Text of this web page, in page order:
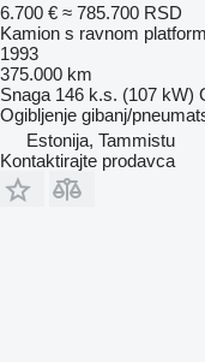
6.700 € ≈ 785.700 RSD
Kamion s ravnom
1993
375.000 km
Snaga 146 k.s. (107 kW)
Ogibljenje gibanj/
Estonija, Tammistu
Kontaktirajte prodavca